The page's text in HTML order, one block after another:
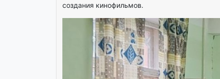
создания кинофильмов.